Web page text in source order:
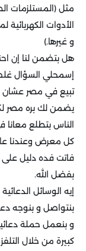
مثل (المستلزمات
الأدوات الكهربائية
و غيرها.)
هل بتضمن لنا إن
إسمحلي السؤال
تبيع في مصر
يضمن لك بره مصر
الناس بتطلع معانا
فاتت فده دليل على
بفضل الله.
إيه الوسائل
بنتواصل و بنوجه
و بنعمل حملة
كبيرة من خلال